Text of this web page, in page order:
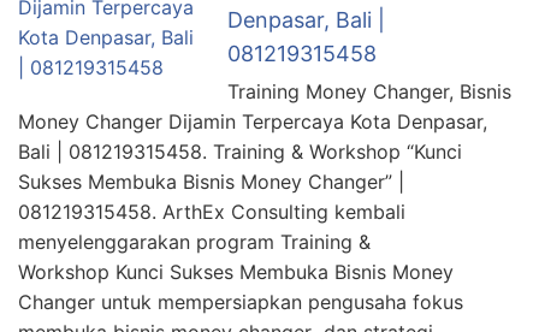
Denpasar, Bali |
081219315458
Training Money Changer, Bisnis
Money Changer Dijamin Terpercaya Kota Denpasar,
Bali | 081219315458. Training & Workshop “Kunci
Sukses Membuka Bisnis Money Changer” |
081219315458. ArthEx Consulting kembali
menyelenggarakan program Training &
Workshop Kunci Sukses Membuka Bisnis Money
Changer untuk mempersiapkan pengusaha fokus